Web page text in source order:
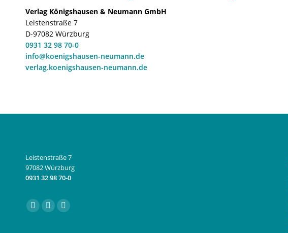
Verlag Königshausen & Neumann GmbH
Leistenstraße 7
D-97082 Würzburg
0931 32 98 70-0
info@koenigshausen-neumann.de
verlag.koenigshausen-neumann.de
Leistenstraße 7
97082 Würzburg
0931 32 98 70-0
Finden Sie uns auf:
FacebookInstagram
E-